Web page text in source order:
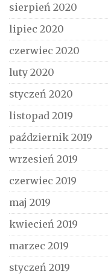
sierpień 2020
lipiec 2020
czerwiec 2020
luty 2020
styczeń 2020
listopad 2019
październik 2019
wrzesień 2019
czerwiec 2019
maj 2019
kwiecień 2019
marzec 2019
styczeń 2019